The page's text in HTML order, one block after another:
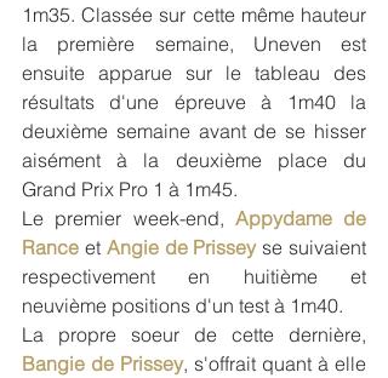
1m35. Classée sur cette même hauteur
la première semaine, Uneven est
ensuite apparue sur le tableau des
résultats d'une épreuve à 1m40 la
deuxième semaine avant de se hisser
aisément à la deuxième place du
Grand Prix Pro 1 à 1m45.
Le premier week-end, Appydame de
Rance et Angie de Prissey se suivaient
respectivement en huitième et
neuvième positions d'un test à 1m40.
Bangie de Prissey, s'offrait quant à elle